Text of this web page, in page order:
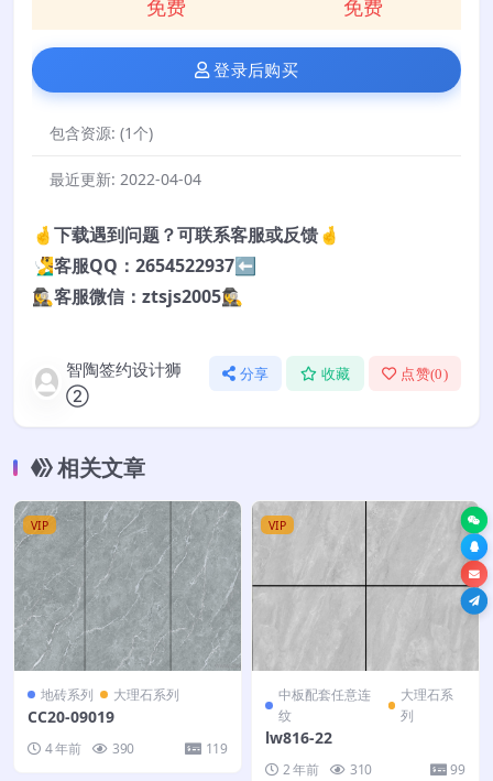
免费 免费
登录后购买
包含资源: (1个)
最近更新: 2022-04-04
🤞下载遇到问题？可联系客服或反馈🤞
🧏‍♂️客服QQ：2654522937⬅️
🕵️‍♀️客服微信：ztsjs2005🕵️‍♀️
智陶签约设计狮
②
分享 收藏 点赞(0)
相关文章
VIP
地砖系列 大理石系列
CC20-09019
4 年前 390 119
VIP
中板配套任意连
纹
大理石系
列
lw816-22
2 年前 310 99